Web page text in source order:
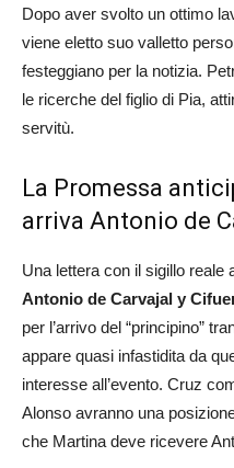
Dopo aver svolto un ottimo
viene eletto suo valletto
festeggiano per la notizia.
le ricerche del figlio di Pia,
servitù.
La Promessa
arriva Antonio de
Una lettera con il sigillo reale
Antonio de Carvajal y
per l’arrivo del “principino”
appare quasi infastidita da
interesse all’evento. Cruz
Alonso avranno una
che Martina deve ricevere